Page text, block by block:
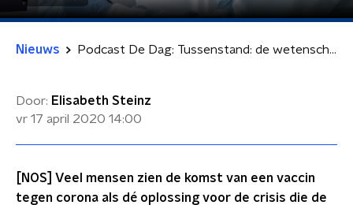
Nieuws Podcast De Dag: Tussenstand: de wetenschap versus corona
Door: Elisabeth Steinz
vr 17 april 2020 14:00
[NOS] Veel mensen zien de komst van een vaccin
tegen corona als dé oplossing voor de crisis die de